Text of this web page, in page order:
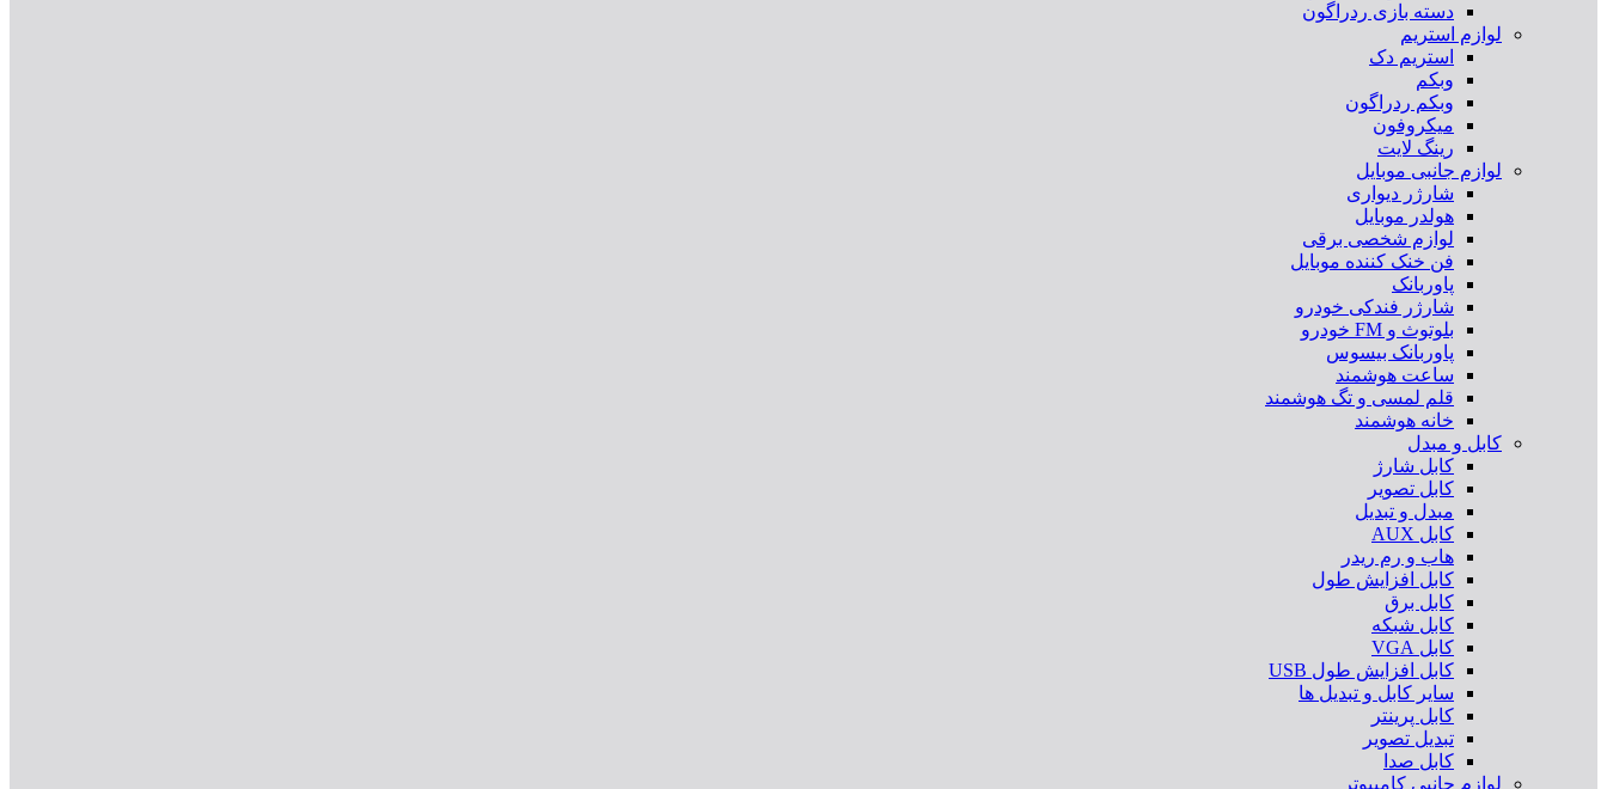
دسته بازی ردراگون
لوازم استریم
استریم دک
وبکم
وبکم ردراگون
میکروفون
رینگ لایت
لوازم جانبی موبایل
شارژر دیواری
هولدر موبایل
لوازم شخصی برقی
فن خنک کننده موبایل
پاوربانک
شارژر فندکی خودرو
بلوتوث و FM خودرو
پاوربانک بیسوس
ساعت هوشمند
قلم لمسی و تگ هوشمند
خانه هوشمند
کابل و مبدل
کابل شارژ
کابل تصویر
مبدل و تبدیل
کابل AUX
هاب و رم ریدر
کابل افزایش طول
کابل برق
کابل شبکه
کابل VGA
کابل افزایش طول USB
سایر کابل و تبدیل ها
کابل پرینتر
تبدیل تصویر
کابل صدا
لوازم جانبی کامپیوتر